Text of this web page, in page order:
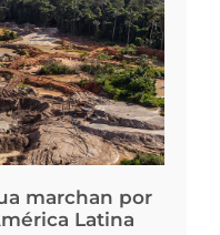
marchan por
Latina